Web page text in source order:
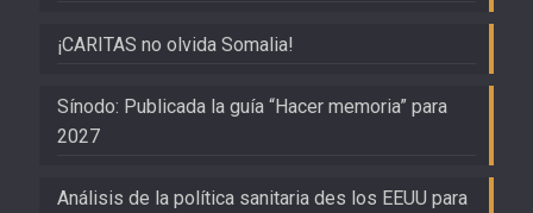
¡CARITAS no olvida Somalia!
Sínodo: Publicada la guía “Hacer memoria” para
2027
Análisis de la política sanitaria des los EEUU para